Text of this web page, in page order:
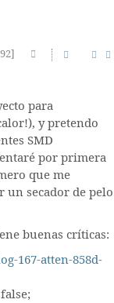
para
y pretendo
SMD
por primera
que me
un secador de pelo
buenas críticas:
167-atten-858d-